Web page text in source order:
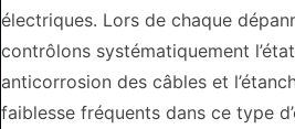
électriques. Lors de chaque
contrôlons systématiquement
anticorrosion des câbles et
faiblesse fréquents dans ce type